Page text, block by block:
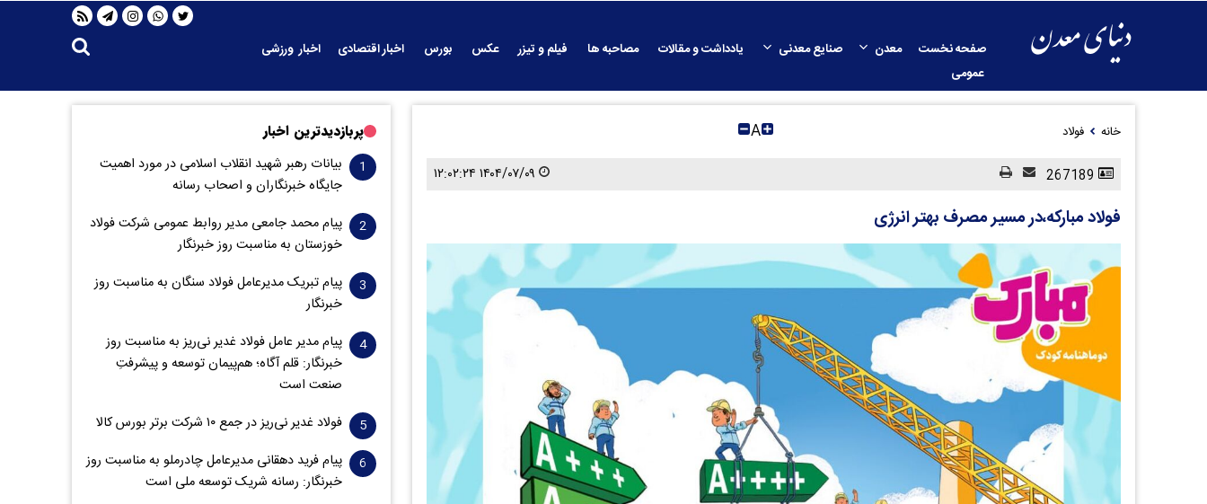
صفحه نخست معدن صنایع معدنی یادداشت و مقالات مصاحبه ها فیلم و تیزر عکس بورس اخبار اقتصادی
اخبار ورزشی
عمومی
خانه فولاد A
۱۴۰۴/۰۷/۰۹ ۱۲:۰۲:۲۴
فولاد مبارکه،در مسیر مصرف بهتر انرژی
پربازدیدترین اخبار
بیانات رهبر شهید انقلاب اسلامی در مورد اهمیت
جایگاه خبرنگاران و اصحاب رسانه
پیام محمد جامعی مدیر روابط عمومی شرکت فولاد
خوزستان به مناسبت روز خبرنگار
پیام تبریک مدیرعامل فولاد سنگان به مناسبت روز
خبرنگار
پیام مدیر عامل فولاد غدیر نی‌ریز به مناسبت روز
خبرنگار: قلم آگاه؛ هم‌پیمان توسعه و پیشرفتِ
صنعت است
فولاد غدیر نی‌ریز در جمع ۱۰ شرکت برتر بورس کالا
پیام فرید دهقانی مدیرعامل چادرملو به مناسبت روز
خبرنگار: رسانه شریک توسعه ملی است